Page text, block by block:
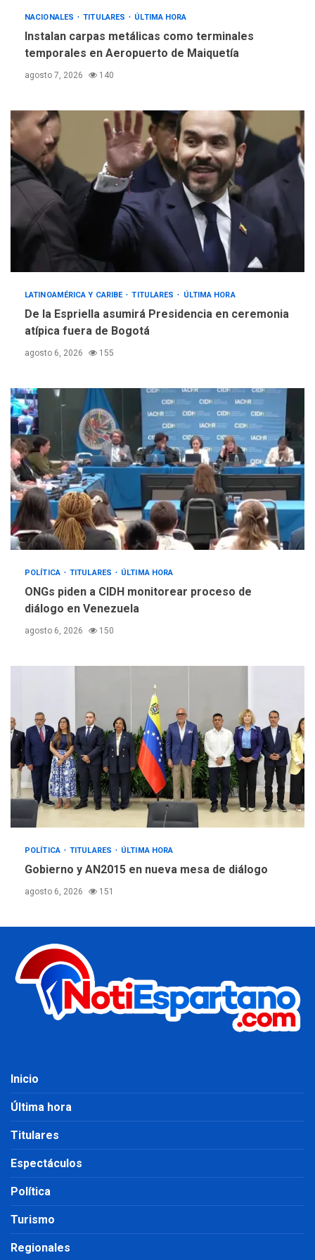
NACIONALES TITULARES ÚLTIMA HORA
Instalan carpas metálicas como terminales
temporales en Aeropuerto de Maiquetía
agosto 7, 2026 140
LATINOAMÉRICA Y CARIBE TITULARES ÚLTIMA HORA
De la Espriella asumirá Presidencia en ceremonia
atípica fuera de Bogotá
agosto 6, 2026 155
POLÍTICA TITULARES ÚLTIMA HORA
ONGs piden a CIDH monitorear proceso de
diálogo en Venezuela
agosto 6, 2026 150
POLÍTICA TITULARES ÚLTIMA HORA
Gobierno y AN2015 en nueva mesa de diálogo
agosto 6, 2026 151
Inicio
Última hora
Titulares
Espectáculos
Política
Turismo
Regionales